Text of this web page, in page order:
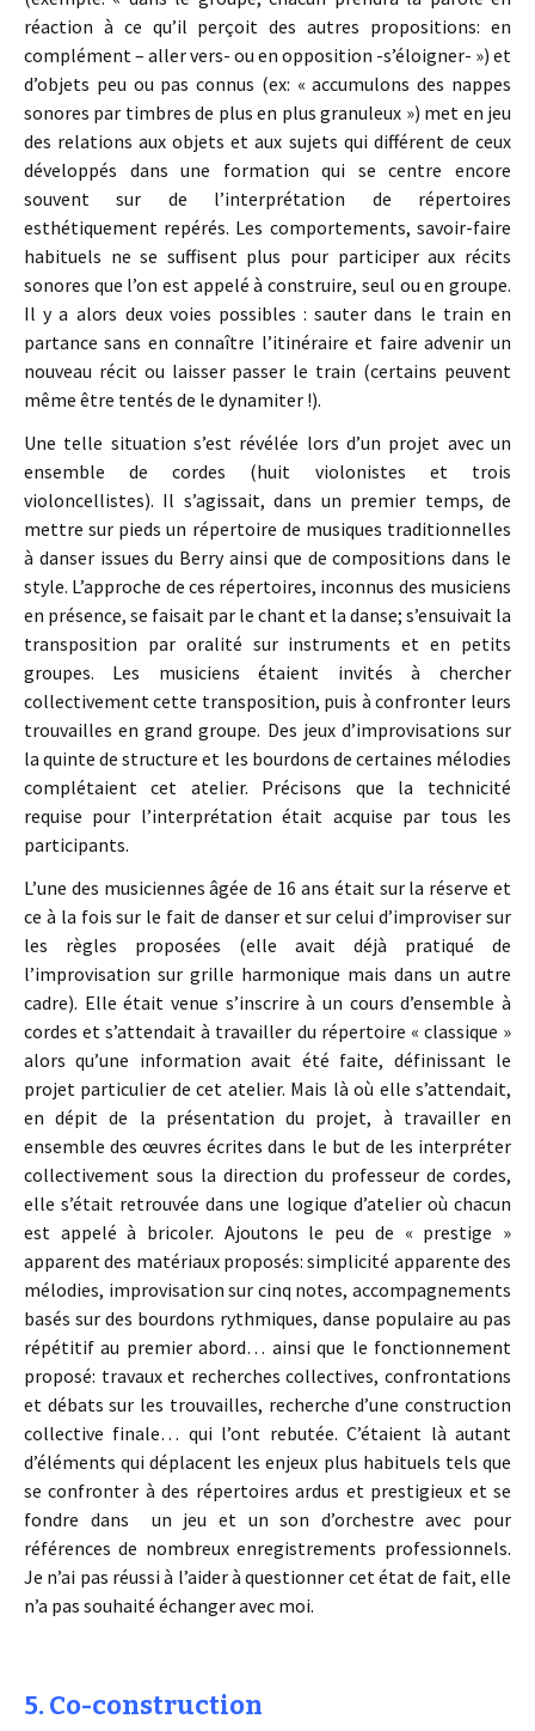
réaction à ce qu’il perçoit des autres propositions: en
complément – aller vers- ou en opposition -s’éloigner- ») et
d’objets peu ou pas connus (ex: « accumulons des nappes
sonores par timbres de plus en plus granuleux ») met en jeu
des relations aux objets et aux sujets qui différent de ceux
développés dans une formation qui se centre encore
souvent sur de l’interprétation de répertoires
esthétiquement repérés. Les comportements, savoir-faire
habituels ne se suffisent plus pour participer aux récits
sonores que l’on est appelé à construire, seul ou en groupe.
Il y a alors deux voies possibles : sauter dans le train en
partance sans en connaître l’itinéraire et faire advenir un
nouveau récit ou laisser passer le train (certains peuvent
même être tentés de le dynamiter !).
Une telle situation s’est révélée lors d’un projet avec un
ensemble de cordes (huit violonistes et trois
violoncellistes). Il s’agissait, dans un premier temps, de
mettre sur pieds un répertoire de musiques traditionnelles
à danser issues du Berry ainsi que de compositions dans le
style. L’approche de ces répertoires, inconnus des musiciens
en présence, se faisait par le chant et la danse; s’ensuivait la
transposition par oralité sur instruments et en petits
groupes. Les musiciens étaient invités à chercher
collectivement cette transposition, puis à confronter leurs
trouvailles en grand groupe. Des jeux d’improvisations sur
la quinte de structure et les bourdons de certaines mélodies
complétaient cet atelier. Précisons que la technicité
requise pour l’interprétation était acquise par tous les
participants.
L’une des musiciennes âgée de 16 ans était sur la réserve et
ce à la fois sur le fait de danser et sur celui d’improviser sur
les règles proposées (elle avait déjà pratiqué de
l’improvisation sur grille harmonique mais dans un autre
cadre). Elle était venue s’inscrire à un cours d’ensemble à
cordes et s’attendait à travailler du répertoire « classique »
alors qu’une information avait été faite, définissant le
projet particulier de cet atelier. Mais là où elle s’attendait,
en dépit de la présentation du projet, à travailler en
ensemble des œuvres écrites dans le but de les interpréter
collectivement sous la direction du professeur de cordes,
elle s’était retrouvée dans une logique d’atelier où chacun
est appelé à bricoler. Ajoutons le peu de « prestige »
apparent des matériaux proposés: simplicité apparente des
mélodies, improvisation sur cinq notes, accompagnements
basés sur des bourdons rythmiques, danse populaire au pas
répétitif au premier abord… ainsi que le fonctionnement
proposé: travaux et recherches collectives, confrontations
et débats sur les trouvailles, recherche d’une construction
collective finale… qui l’ont rebutée. C’étaient là autant
d’éléments qui déplacent les enjeux plus habituels tels que
se confronter à des répertoires ardus et prestigieux et se
fondre dans un jeu et un son d’orchestre avec pour
références de nombreux enregistrements professionnels.
Je n’ai pas réussi à l’aider à questionner cet état de fait, elle
n’a pas souhaité échanger avec moi.
5. Co-construction